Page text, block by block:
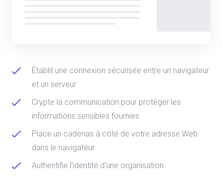
Établit une connexion sécurisée entre un navigateur
et un serveur
Crypte la communication pour protéger les
informations sensibles fournies
Place un cadenas à côté de votre adresse Web
dans le navigateur
Authentifie l'identité d'une organisation